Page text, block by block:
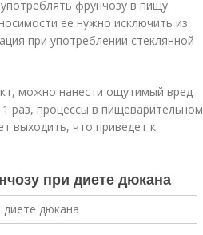
фрунчозу в пищу
ее нужно исключить из
при употреблении стеклянной
можно нанести ощутимый вред
раз, процессы в пищеварительном
выходить, что приведет к
при диете дюкана